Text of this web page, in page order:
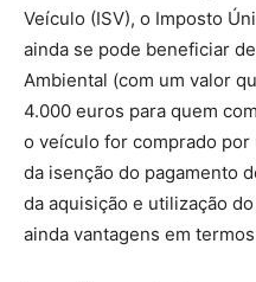
Veículo (ISV), o Imposto
ainda se pode beneficiar
Ambiental (com um valor
4.000 euros para quem
o veículo for comprado por
da isenção do pagamento
da aquisição e utilização
ainda vantagens em